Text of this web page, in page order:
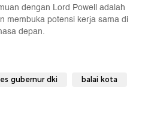
dengan Lord Powell adalah
membuka potensi kerja sama di
depan.
gubernur dki balai kota